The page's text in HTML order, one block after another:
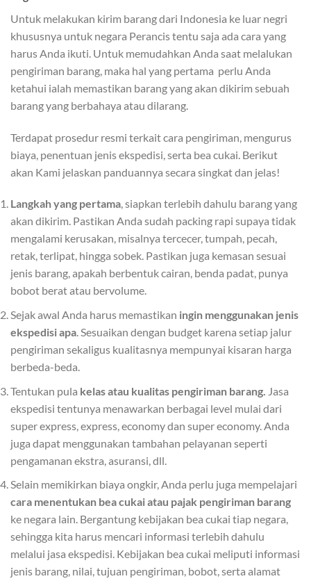
Untuk melakukan kirim barang dari Indonesia ke luar negri
khususnya untuk negara Perancis tentu saja ada cara yang
harus Anda ikuti. Untuk memudahkan Anda saat melalukan
pengiriman barang, maka hal yang pertama perlu Anda
ketahui ialah memastikan barang yang akan dikirim sebuah
barang yang berbahaya atau dilarang.
Terdapat prosedur resmi terkait cara pengiriman, mengurus
biaya, penentuan jenis ekspedisi, serta bea cukai. Berikut
akan Kami jelaskan panduannya secara singkat dan jelas!
Langkah yang pertama, siapkan terlebih dahulu barang yang
akan dikirim. Pastikan Anda sudah packing rapi supaya tidak
mengalami kerusakan, misalnya tercecer, tumpah, pecah,
retak, terlipat, hingga sobek. Pastikan juga kemasan sesuai
jenis barang, apakah berbentuk cairan, benda padat, punya
bobot berat atau bervolume.
Sejak awal Anda harus memastikan ingin menggunakan jenis
ekspedisi apa. Sesuaikan dengan budget karena setiap jalur
pengiriman sekaligus kualitasnya mempunyai kisaran harga
berbeda-beda.
Tentukan pula kelas atau kualitas pengiriman barang. Jasa
ekspedisi tentunya menawarkan berbagai level mulai dari
super express, express, economy dan super economy. Anda
juga dapat menggunakan tambahan pelayanan seperti
pengamanan ekstra, asuransi, dll.
Selain memikirkan biaya ongkir, Anda perlu juga mempelajari
cara menentukan bea cukai atau pajak pengiriman barang
ke negara lain. Bergantung kebijakan bea cukai tiap negara,
sehingga kita harus mencari informasi terlebih dahulu
melalui jasa ekspedisi. Kebijakan bea cukai meliputi informasi
jenis barang, nilai, tujuan pengiriman, bobot, serta alamat